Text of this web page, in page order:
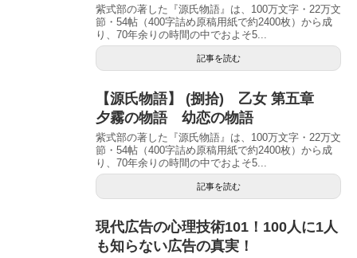
紫式部の著した『源氏物語』は、100万文字・22万文
節・54帖（400字詰め原稿用紙で約2400枚）から成
り、70年余りの時間の中でおよそ5...
記事を読む
【源氏物語】 (捌拾) 乙女 第五章
夕霧の物語 幼恋の物語
紫式部の著した『源氏物語』は、100万文字・22万文
節・54帖（400字詰め原稿用紙で約2400枚）から成
り、70年余りの時間の中でおよそ5...
記事を読む
現代広告の心理技術101！100人に1人
も知らない広告の真実！